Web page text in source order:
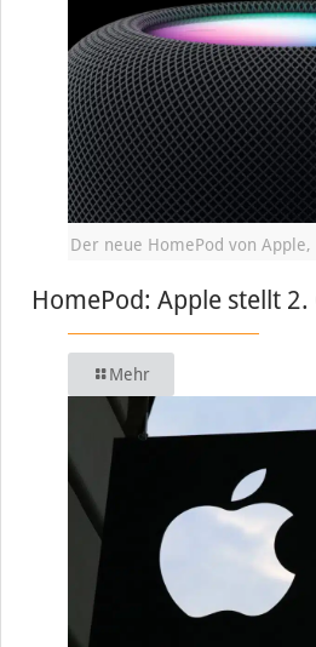
Der neue HomePod von
HomePod: Apple stellt
Mehr